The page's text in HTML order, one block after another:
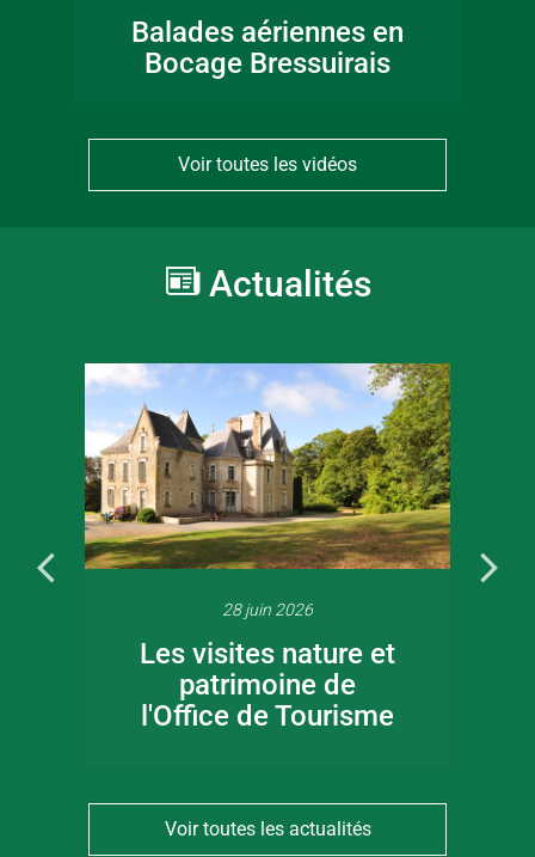
Balades aériennes en
Bocage Bressuirais
Voir toutes les vidéos
Actualités
28 juin 2026
Les visites nature et
patrimoine de
l'Office de Tourisme
Voir toutes les actualités